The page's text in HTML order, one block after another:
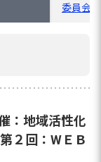
委員会
：地域活性化
２回：WＥＢ